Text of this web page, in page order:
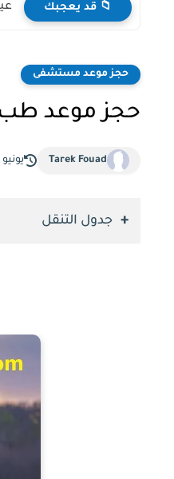
📁 قد يعجبك
حجز موعد مستشفى
حجز موعد طب
Tarek Fouad يونيو 22, 2024
جدول التنقل